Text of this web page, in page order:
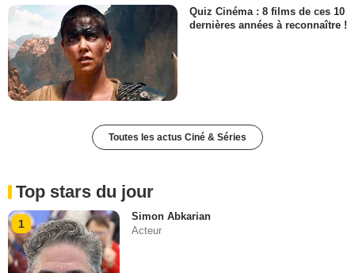
Quiz Cinéma : 8 films de ces 10
dernières années à reconnaître !
Toutes les actus Ciné & Séries
Top stars du jour
1
Simon Abkarian
Acteur